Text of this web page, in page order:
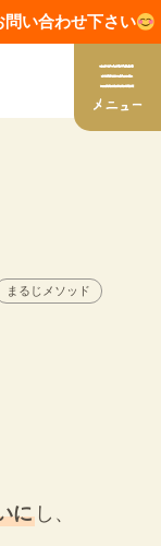
い合わせ下さい
まるじメソッド
にし、